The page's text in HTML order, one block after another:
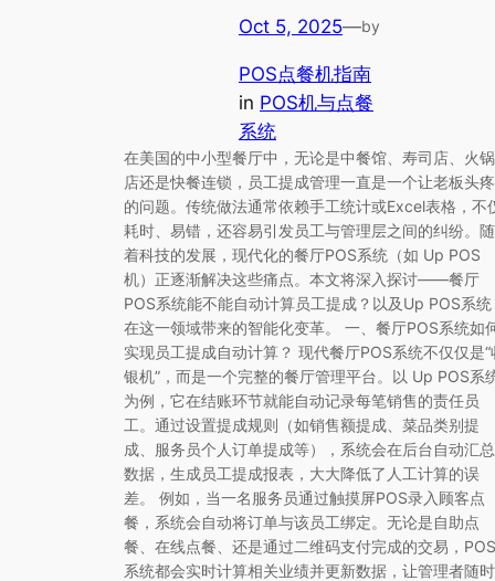
Oct 5, 2025—by
POS点餐机指南
in POS机与点餐
系统
在美国的中小型餐厅中，无论是中餐馆、寿司店、火锅
店还是快餐连锁，员工提成管理一直是一个让老板头疼
的问题。传统做法通常依赖手工统计或Excel表格，不
耗时、易错，还容易引发员工与管理层之间的纠纷。随
着科技的发展，现代化的餐厅POS系统（如 Up POS
机）正逐渐解决这些痛点。本文将深入探讨——餐厅
POS系统能不能自动计算员工提成？以及Up POS系统
在这一领域带来的智能化变革。 一、餐厅POS系统如
实现员工提成自动计算？ 现代餐厅POS系统不仅仅是“
银机”，而是一个完整的餐厅管理平台。以 Up POS系
为例，它在结账环节就能自动记录每笔销售的责任员
工。通过设置提成规则（如销售额提成、菜品类别提
成、服务员个人订单提成等），系统会在后台自动汇总
数据，生成员工提成报表，大大降低了人工计算的误
差。 例如，当一名服务员通过触摸屏POS录入顾客点
餐，系统会自动将订单与该员工绑定。无论是自助点
餐、在线点餐、还是通过二维码支付完成的交易，POS
系统都会实时计算相关业绩并更新数据，让管理者随时